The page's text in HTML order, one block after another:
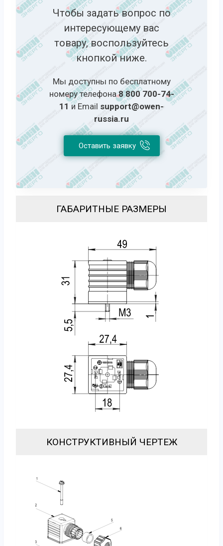
Чтобы задать вопрос по
интересующему вас
товару, воспользуйтесь
кнопкой ниже.
Мы доступны по бесплатному
номеру телефона8 800 700-74-
11 и Email support@owen-
russia.ru
Оставить заявку
ГАБАРИТНЫЕ РАЗМЕРЫ
КОНСТРУКТИВНЫЙ ЧЕРТЕЖ